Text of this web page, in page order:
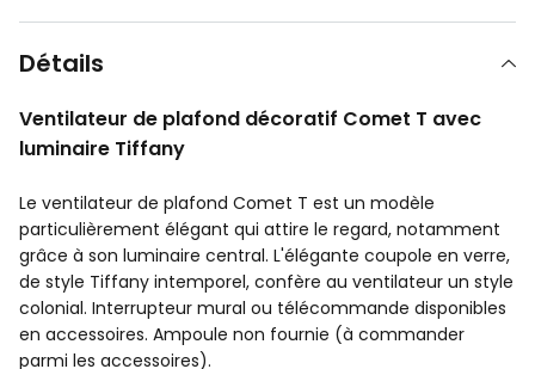
Détails
Ventilateur de plafond décoratif Comet T avec
luminaire Tiffany
Le ventilateur de plafond Comet T est un modèle
particulièrement élégant qui attire le regard, notamment
grâce à son luminaire central. L'élégante coupole en verre,
de style Tiffany intemporel, confère au ventilateur un style
colonial. Interrupteur mural ou télécommande disponibles
en accessoires. Ampoule non fournie (à commander
parmi les accessoires).